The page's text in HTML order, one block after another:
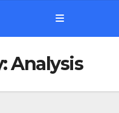
Analysis